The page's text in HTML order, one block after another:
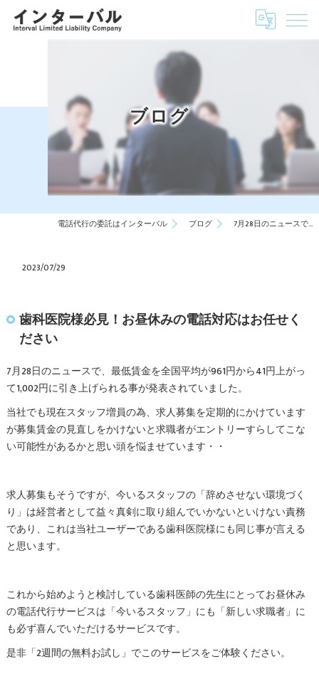
ブログ
電話代行の委託はインターバル ブログ 7月28日のニュースで…
2023/07/29
歯科医院様必見！お昼休みの電話対応はお任せく
ださい
7月28日のニュースで、最低賃金を全国平均が961円から41円上がっ
て1,002円に引き上げられる事が発表されていました。
当社でも現在スタッフ増員の為、求人募集を定期的にかけています
が募集賃金の見直しをかけないと求職者がエントリーすらしてこな
い可能性があるかと思い頭を悩ませています・・
求人募集もそうですが、今いるスタッフの「辞めさせない環境づく
り」は経営者として益々真剣に取り組んでいかないといけない責務
であり、これは当社ユーザーである歯科医院様にも同じ事が言える
と思います。
これから始めようと検討している歯科医師の先生にとってお昼休み
の電話代行サービスは「今いるスタッフ」にも「新しい求職者」に
も必ず喜んでいただけるサービスです。
是非「2週間の無料お試し」でこのサービスをご体験ください。